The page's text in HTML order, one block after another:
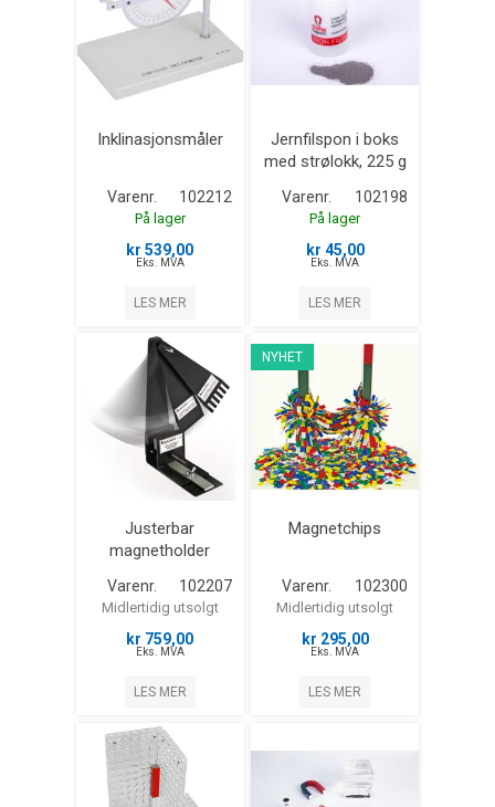
Inklinasjonsmåler
Varenr. 102212
På lager
kr 539,00
Eks. MVA
LES MER
Jernfilspon i boks
med strølokk, 225 g
Varenr. 102198
På lager
kr 45,00
Eks. MVA
LES MER
Justerbar
magnetholder
Varenr. 102207
Midlertidig utsolgt
kr 759,00
Eks. MVA
LES MER
NYHET
Magnetchips
Varenr. 102300
Midlertidig utsolgt
kr 295,00
Eks. MVA
LES MER